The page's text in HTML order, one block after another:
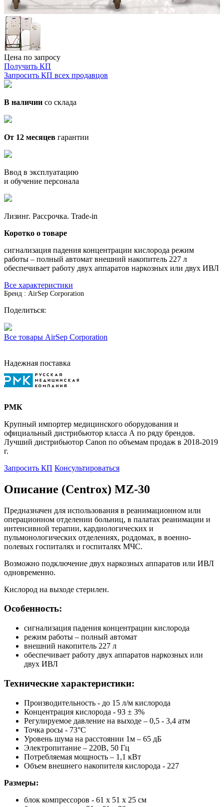
Цена по запросу
Получить КП
Запросить КП всех продавцов
В наличии со склада
От 12 месяцев гарантии
Ввод в эксплуатацию
и обучение персонала
Лизинг. Рассрочка. Trade-in
Коротко о товаре
сигнализация падения концентрации кислорода режим
работы – полный автомат внешний накопитель 227 л
обеспечивает работу двух аппаратов наркозных или двух ИВЛ
Все характеристики
Бренд : AirSep Corporation
Поделиться:
Все товары AirSep Corporation
Надежная поставка
РМК
Крупный импортер медицинского оборудования и
официальный дистрибьютор класса А по ряду брендов.
Лучший дистрибьютор Canon по объемам продаж в 2018-2019
г.
Запросить КП Консультироваться
Описание (Centrox) MZ-30
Предназначен для использования в реанимационном или
операционном отделении больниц, в палатах реанимации и
интенсивной терапии, кардиологических и
пульмонологических отделениях, роддомах, в военно-
полевых госпиталях и госпиталях МЧС.
Возможно подключение двух наркозных аппаратов или ИВЛ
одновременно.
Кислород на выходе стерилен.
Особенность:
сигнализация падения концентрации кислорода
режим работы – полный автомат
внешний накопитель 227 л
обеспечивает работу двух аппаратов наркозных или
двух ИВЛ
Технические характеристики:
Производительность - до 15 л/м кислорода
Концентрация кислорода - 93 ± 3%
Регулируемое давление на выходе – 0,5 - 3,4 атм
Точка росы - 73°С
Уровень шума на расстоянии 1м – 65 дБ
Электропитание – 220В, 50 Гц
Потребляемая мощность – 1,1 кВт
Объем внешнего накопителя кислорода - 227
Размеры:
блок компрессоров - 61 х 51 х 25 см